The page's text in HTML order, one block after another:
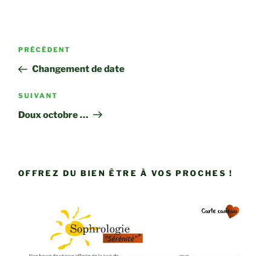
Navigation
l’article
Article
précédent
PRÉCÉDENT
Changement de date
Article
suivant
SUIVANT
Doux octobre …
OFFREZ DU BIEN ÊTRE À VOS PROCHES !